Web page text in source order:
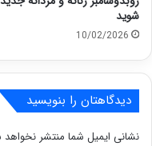
شوید
10/02/2026
دیدگاهتان را بنویسید
نشانی ایمیل شما منتشر